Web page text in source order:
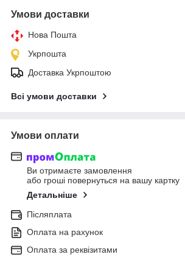
Умови доставки
Нова Пошта
Укрпошта
Доставка Укрпоштою
Всі умови доставки
Умови оплати
Ви отримаєте замовлення
або гроші повернуться на вашу картку
Детальніше
Післяплата
Оплата на рахунок
Оплата за реквізитами